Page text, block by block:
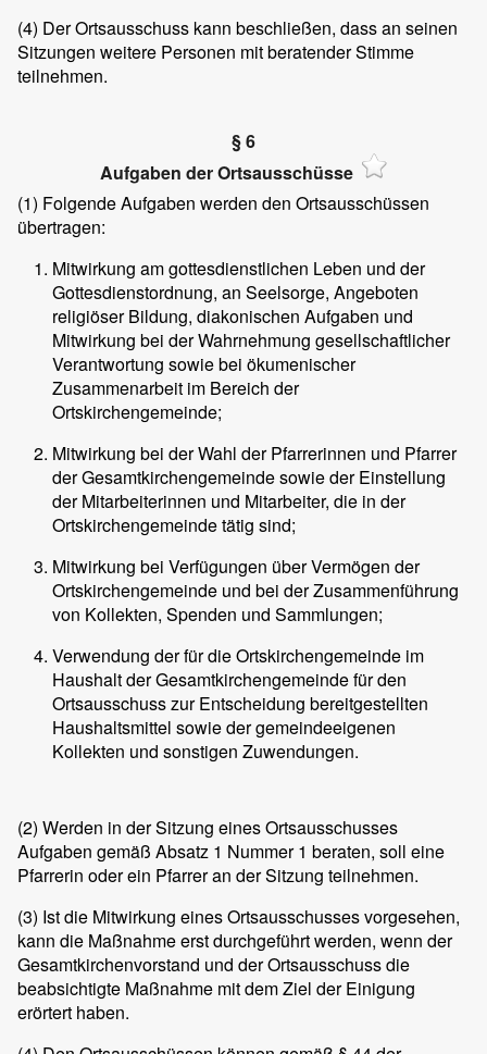
(4) Der Ortsausschuss kann beschließen, dass an seinen
Sitzungen weitere Personen mit beratender Stimme
teilnehmen.
§ 6
Aufgaben der Ortsausschüsse
(1) Folgende Aufgaben werden den Ortsausschüssen
übertragen:
Mitwirkung am gottesdienstlichen Leben und der
Gottesdienstordnung, an Seelsorge, Angeboten
religiöser Bildung, diakonischen Aufgaben und
Mitwirkung bei der Wahrnehmung gesellschaftlicher
Verantwortung sowie bei ökumenischer
Zusammenarbeit im Bereich der
Ortskirchengemeinde;
Mitwirkung bei der Wahl der Pfarrerinnen und Pfarrer
der Gesamtkirchengemeinde sowie der Einstellung
der Mitarbeiterinnen und Mitarbeiter, die in der
Ortskirchengemeinde tätig sind;
Mitwirkung bei Verfügungen über Vermögen der
Ortskirchengemeinde und bei der Zusammenführung
von Kollekten, Spenden und Sammlungen;
Verwendung der für die Ortskirchengemeinde im
Haushalt der Gesamtkirchengemeinde für den
Ortsausschuss zur Entscheidung bereitgestellten
Haushaltsmittel sowie der gemeindeeigenen
Kollekten und sonstigen Zuwendungen.
(2) Werden in der Sitzung eines Ortsausschusses
Aufgaben gemäß Absatz 1 Nummer 1 beraten, soll eine
Pfarrerin oder ein Pfarrer an der Sitzung teilnehmen.
(3) Ist die Mitwirkung eines Ortsausschusses vorgesehen,
kann die Maßnahme erst durchgeführt werden, wenn der
Gesamtkirchenvorstand und der Ortsausschuss die
beabsichtigte Maßnahme mit dem Ziel der Einigung
erörtert haben.